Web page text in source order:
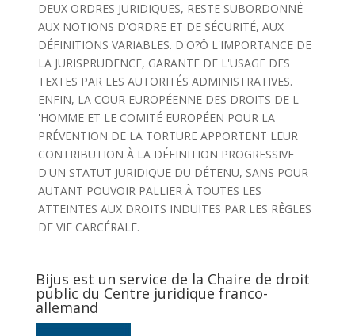
DEUX ORDRES JURIDIQUES, RESTE SUBORDONNÉ
AUX NOTIONS D'ORDRE ET DE SÉCURITÉ, AUX
DÉFINITIONS VARIABLES. D'O?Ö L'IMPORTANCE DE
LA JURISPRUDENCE, GARANTE DE L'USAGE DES
TEXTES PAR LES AUTORITÉS ADMINISTRATIVES.
ENFIN, LA COUR EUROPÉENNE DES DROITS DE L
'HOMME ET LE COMITÉ EUROPÉEN POUR LA
PRÉVENTION DE LA TORTURE APPORTENT LEUR
CONTRIBUTION À LA DÉFINITION PROGRESSIVE
D'UN STATUT JURIDIQUE DU DÉTENU, SANS POUR
AUTANT POUVOIR PALLIER À TOUTES LES
ATTEINTES AUX DROITS INDUITES PAR LES RÊGLES
DE VIE CARCÉRALE.
Bijus est un service de la Chaire de droit
public du Centre juridique franco-
allemand